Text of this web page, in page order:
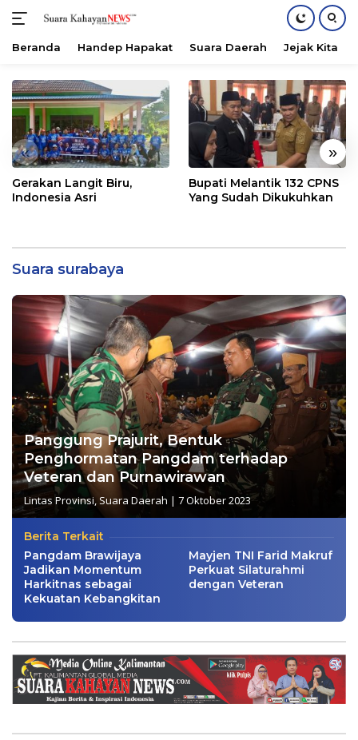
konten
Beranda Handep Hapakat Suara Daerah Jejak Kita
« »
Gerakan Langit Biru,
Indonesia Asri
Bupati Melantik 132 CPNS
Yang Sudah Dikukuhkan
Suara surabaya
Panggung Prajurit, Bentuk
Penghormatan Pangdam terhadap
Veteran dan Purnawirawan
Lintas Provinsi,Suara Daerah | 7 Oktober 2023
Berita Terkait
Pangdam Brawijaya
Jadikan Momentum
Harkitnas sebagai
Kekuatan Kebangkitan
Mayjen TNI Farid Makruf
Perkuat Silaturahmi
dengan Veteran